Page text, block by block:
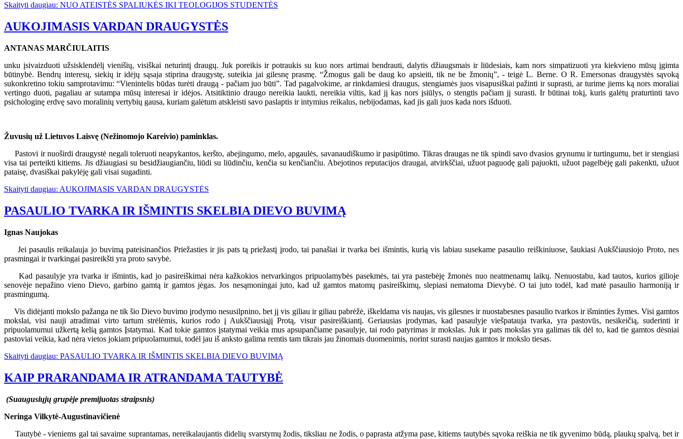
Skaityti daugiau: NUO ATEISTĖS SPALIUKĖS IKI TEOLOGIJOS STUDENTĖS
AUKOJIMASIS VARDAN DRAUGYSTĖS
ANTANAS MARČIULAITIS
unku įsivaizduoti užsisklendėlį vienišių, visiškai neturintį draugų. Juk poreikis ir potraukis su kuo nors artimai bendrauti, dalytis džiaugsmais ir liūdesiais, kam nors simpatizuoti yra kiekvieno mūsų įgimta
būtinybė. Bendrų interesų, siekių ir idėjų sąsaja stiprina draugystę, suteikia jai gilesnę prasmę. “Žmogus gali be daug ko apsieiti, tik ne be žmonių”, - teigė L. Berne. O R. Emersonas draugystės sąvoką
sukonkretino tokiu samprotavimu: “Vienintelis būdas turėti draugą - pačiam juo būti”. Tad pagalvokime, ar rinkdamiesi draugus, stengiamės juos visapusiškai pažinti ir suprasti, ar turime jiems ką nors moraliai
vertingo duoti, pagaliau ar sutampa mūsų interesai ir idėjos. Atsitiktinio draugo nereikia laukti, nereikia viltis, kad jį kas nors įsiūlys, o stengtis pačiam jį surasti. Ir būtinai tokį, kuris galėtų praturtinti tavo
psichologinę erdvę savo moralinių vertybių gausa, kuriam galėtum atskleisti savo paslaptis ir intymius reikalus, nebijodamas, kad jis gali juos kada nors išduoti.
Žuvusių už Lietuvos Laisvę (Nežinomojo Kareivio) paminklas.
Pastovi ir nuoširdi draugystė negali toleruoti neapykantos, keršto, abejingumo, melo, apgaulės, savanaudiškumo ir pasipūtimo. Tikras draugas ne tik spindi savo dvasios grynumu ir turtingumu, bet ir stengiasi
visa tai perteikti kitiems. Jis džiaugiasi su besidžiaugiančiu, liūdi su liūdinčiu, kenčia su kenčiančiu. Abejotinos reputacijos draugai, atvirkščiai, užuot paguodę gali pajuokti, užuot pagelbėję gali pakenkti, užuot
pataisę, dvasiškai pakylėję gali visai sugadinti.
Skaityti daugiau: AUKOJIMASIS VARDAN DRAUGYSTĖS
PASAULIO TVARKA IR IŠMINTIS SKELBIA DIEVO BUVIMĄ
Ignas Naujokas
Jei pasaulis reikalauja jo buvimą pateisinančios Priežasties ir jis pats tą priežastį įrodo, tai panašiai ir tvarka bei išmintis, kurią vis labiau susekame pasaulio reiškiniuose, šaukiasi Aukščiausiojo Proto, nes
prasmingai ir tvarkingai pasireikšti yra proto savybė.
Kad pasaulyje yra tvarka ir išmintis, kad jo pasireiškimai nėra kažkokios netvarkingos pripuolamybės pasekmės, tai yra pastebėję žmonės nuo neatmenamų laikų. Nenuostabu, kad tautos, kurios gilioje
senovėje nepažino vieno Dievo, garbino gamtą ir gamtos jėgas. Jos nesąmoningai juto, kad už gamtos matomų pasireiškimų, slepiasi nematoma Dievybė. O tai juto todėl, kad matė pasaulio harmoniją ir
prasmingumą.
Vis didėjanti mokslo pažanga ne tik šio Dievo buvimo įrodymo nesusilpnino, bet jį vis giliau ir giliau pabrėžė, iškeldama vis naujas, vis gilesnes ir nuostabesnes pasaulio tvarkos ir išminties žymes. Visi gamtos
mokslai, visi nauji atradimai virto tartum strėlėmis, kurios rodo į Aukščiausiąjį Protą, visur pasireiškiantį. Geriausias įrodymas, kad pasaulyje viešpatauja tvarka, yra pastovūs, nesikeičią, suderinti ir
pripuolamumui užkertą kelią gamtos Įstatymai. Kad tokie gamtos įstatymai veikia mus apsupančiame pasaulyje, tai rodo patyrimas ir mokslas. Juk ir pats mokslas yra galimas tik dėl to, kad tie gamtos dėsniai
pastoviai veikia, kad nėra vietos jokiam pripuolamumui, todėl jau iš anksto galima remtis tam tikrais jau žinomais duomenimis, norint surasti naujas gamtos ir mokslo tiesas.
Skaityti daugiau: PASAULIO TVARKA IR IŠMINTIS SKELBIA DIEVO BUVIMĄ
KAIP PRARANDAMA IR ATRANDAMA TAUTYBĖ
(Suaugusiųjų grupėje premijuotas straipsnis)
Neringa Vilkytė-Augustinavičienė
Tautybė - vieniems gal tai savaime suprantamas, nereikalaujantis didelių svarstymų žodis, tiksliau ne žodis, o paprasta atžyma pase, kitiems tautybės sąvoka reiškia ne tik gyvenimo būdą, plaukų spalvą, bet ir